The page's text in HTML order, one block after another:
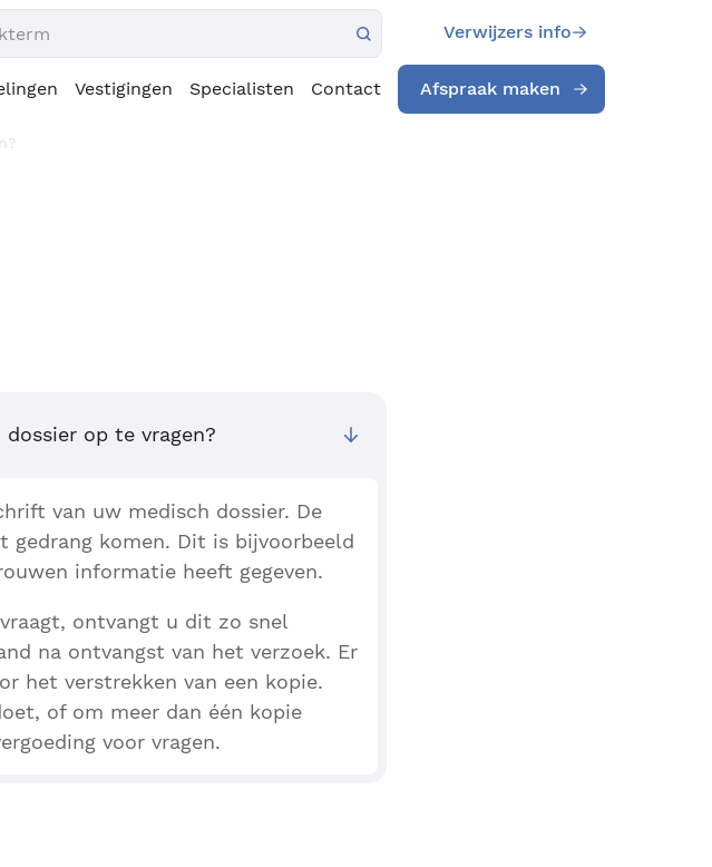
Verwijzers info
Vestigingen Specialisten Contact Afspraak maken
op te vragen?
van uw medisch dossier. De
gedrang komen. Dit is bijvoorbeeld
informatie heeft gegeven.
ontvangt u dit zo snel
na ontvangst van het verzoek. Er
het verstrekken van een kopie.
of om meer dan één kopie
voor vragen.